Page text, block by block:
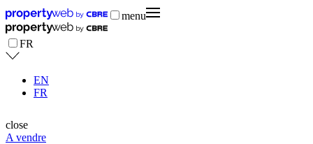
menu
FR
EN
FR
close
A vendre